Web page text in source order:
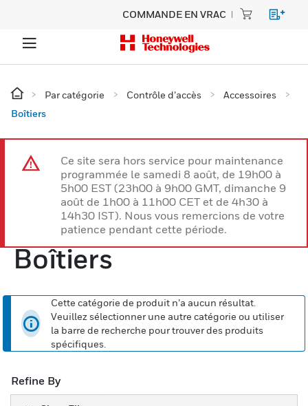
COMMANDE EN VRAC
Par catégorie Contrôle d’accès
Accessoires
Boîtiers
Ce site sera hors service pour maintenance
programmée le samedi 8 août, de 19h00 à
5h00 EST (23h00 à 9h00 GMT, dimanche 9
août de 1h00 à 11h00 CET et de 4h30 à
14h30 IST). Nous vous remercions de votre
patience pendant cette période.
Boîtiers
Cette catégorie de produit n’a aucun résultat.
Veuillez sélectionner une autre catégorie ou utiliser
la barre de recherche pour trouver des produits
spécifiques.
Refine By